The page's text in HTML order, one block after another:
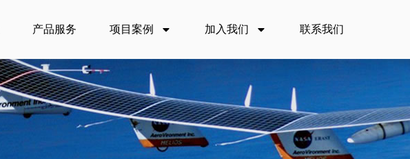
产品服务 项目案例 加入我们 联系我们